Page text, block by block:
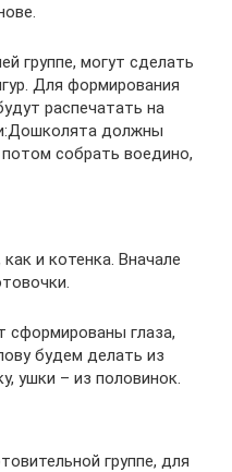
группе, могут сделать
Для формирования
распечатать на
должны
потом собрать воедино,
и котенка. Вначале
сформированы глаза,
будем делать из
ушки – из половинок.
группе, для